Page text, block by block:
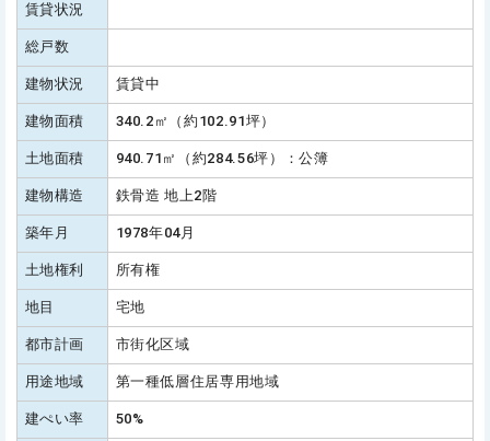
賃貸状況
総戸数
建物状況 賃貸中
建物面積 340.2㎡（約102.91坪）
土地面積 940.71㎡（約284.56坪）：公簿
建物構造 鉄骨造 地上2階
築年月 1978年04月
土地権利 所有権
地目 宅地
都市計画 市街化区域
用途地域 第一種低層住居専用地域
建ぺい率 50%